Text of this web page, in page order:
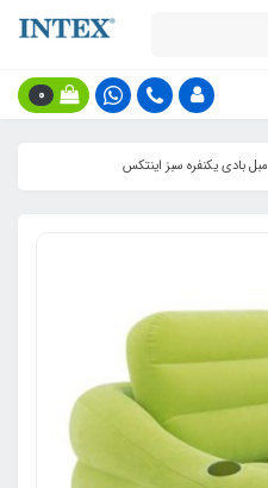
0
مبل بادی یکنفره سبز اینتکس